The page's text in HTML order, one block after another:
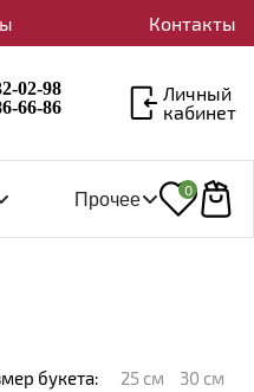
Контакты
02-98
66-86
Личный
кабинет
Прочее 0
букета: 25 см 30 см